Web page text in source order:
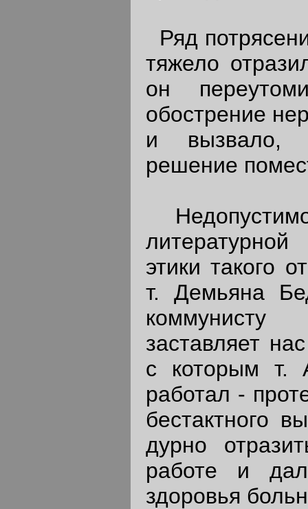
Ряд
тяжело
он
обострение
и вызвало,
решение
литературной
этики такого
т. Демьяна
заставляет
с которым т.
работал -
бестактного
дурно
работе и
здоровья